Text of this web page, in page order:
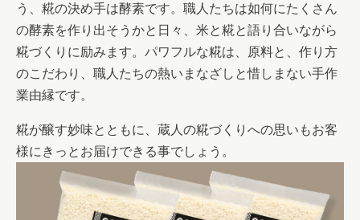
う、糀の決め手は酵素です。職人たちは如何にたくさん
の酵素を作り出そうかと日々、米と糀と語り合いながら
糀づくりに励みます。パワフルな糀は、原料と、作り方
のこだわり、職人たちの熱いまなざしと惜しまない手作
業由縁です。
糀が醸す妙味とともに、蔵人の糀づくりへの思いもお客
様にきっとお届けできる事でしょう。